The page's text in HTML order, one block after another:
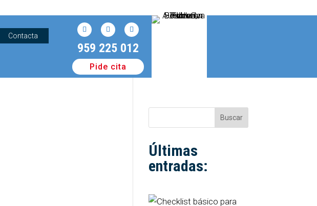
Contacta
959 225 012
Pide cita
Buscar
Últimas
entradas: